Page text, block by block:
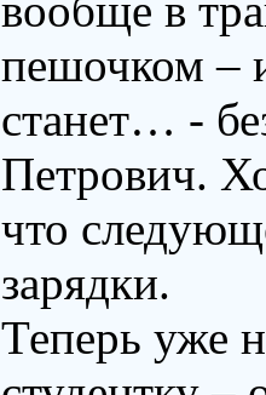
пешочком –
станет… -
Петрович.
что
зарядки.
Теперь уже